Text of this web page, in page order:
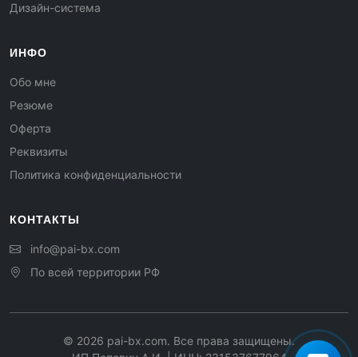
Дизайн-система
ИНФО
Обо мне
Резюме
Оферта
Реквизиты
Политика конфиденциальности
КОНТАКТЫ
info@pai-bx.com
По всей территории РФ
© 2026 pai-bx.com. Все права защищены.